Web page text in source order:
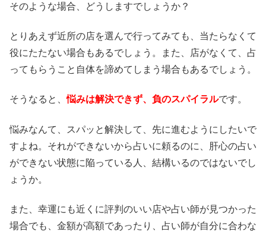
そのような場合、どうしますでしょうか？
とりあえず近所の店を選んで行ってみても、当たらなくて
役にたたない場合もあるでしょう。また、店がなくて、占
ってもらうこと自体を諦めてしまう場合もあるでしょう。
そうなると、悩みは解決できず、負のスパイラルです。
悩みなんて、スパッと解決して、先に進むようにしたいで
すよね。それができないから占いに頼るのに、肝心の占い
ができない状態に陥っている人、結構いるのではないでし
ょうか。
また、幸運にも近くに評判のいい店や占い師が見つかった
場合でも、金額が高額であったり、占い師が自分に合わな